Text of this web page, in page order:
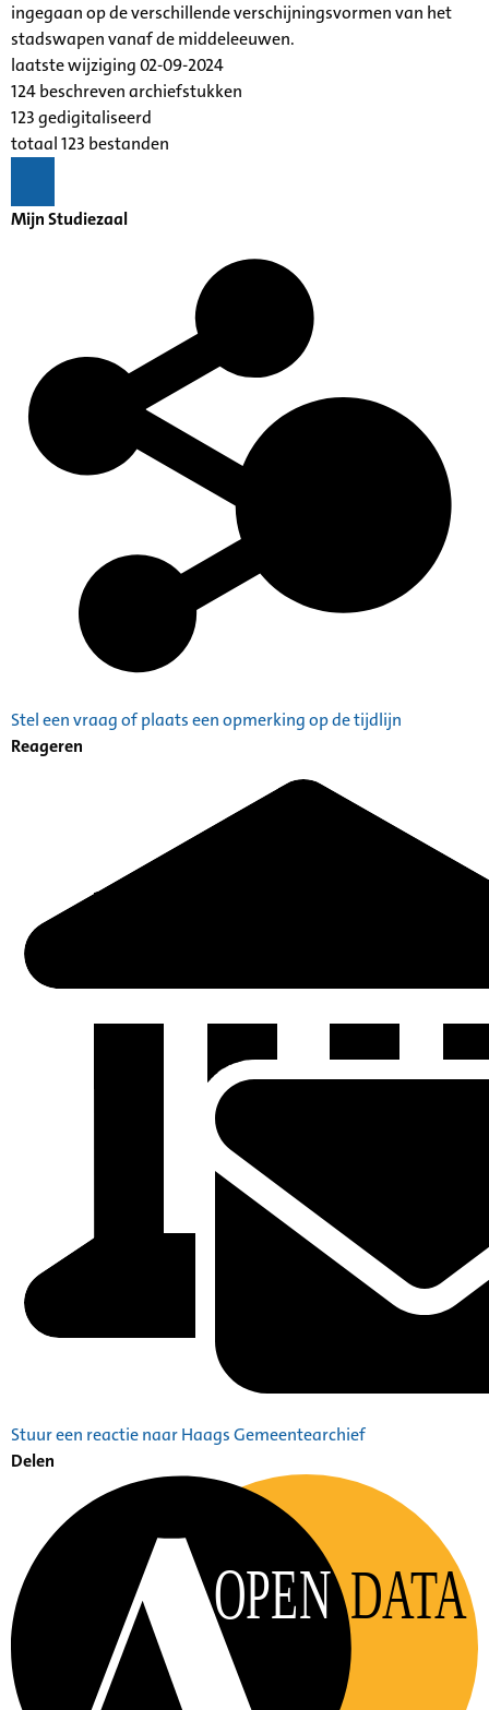
ingegaan op de verschillende verschijningsvormen van het
stadswapen vanaf de middeleeuwen.
laatste wijziging 02-09-2024
124 beschreven archiefstukken
123 gedigitaliseerd
totaal 123 bestanden
Mijn Studiezaal
Stel een vraag of plaats een opmerking op de tijdlijn
Reageren
Stuur een reactie naar Haags Gemeentearchief
Delen
OPEN DATA